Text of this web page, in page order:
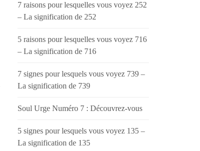
7 raisons pour lesquelles vous voyez 252
– La signification de 252
5 raisons pour lesquelles vous voyez 716
– La signification de 716
7 signes pour lesquels vous voyez 739 –
La signification de 739
Soul Urge Numéro 7 : Découvrez-vous
5 signes pour lesquels vous voyez 135 –
La signification de 135